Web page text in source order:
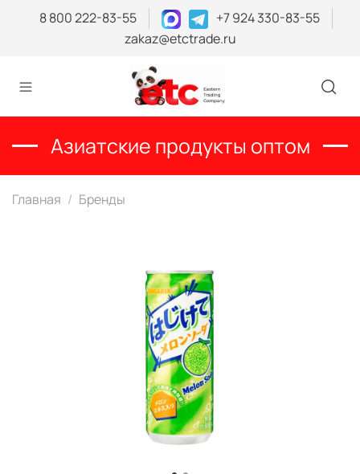
8 800 222-83-55
+7 924 330-83-55
zakaz@etctrade.ru
Азиатские продукты оптом
Главная Бренды